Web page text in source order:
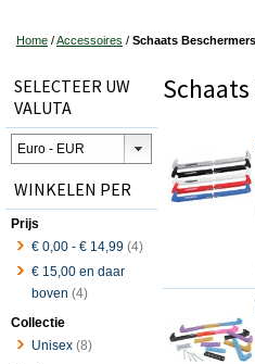
Home /Accessoires / Schaats Beschermers
SELECTEER UW
VALUTA
WINKELEN PER
Prijs
€ 0,00 - € 14,99 (4)
€ 15,00 en daar
boven (4)
Collectie
Unisex (8)